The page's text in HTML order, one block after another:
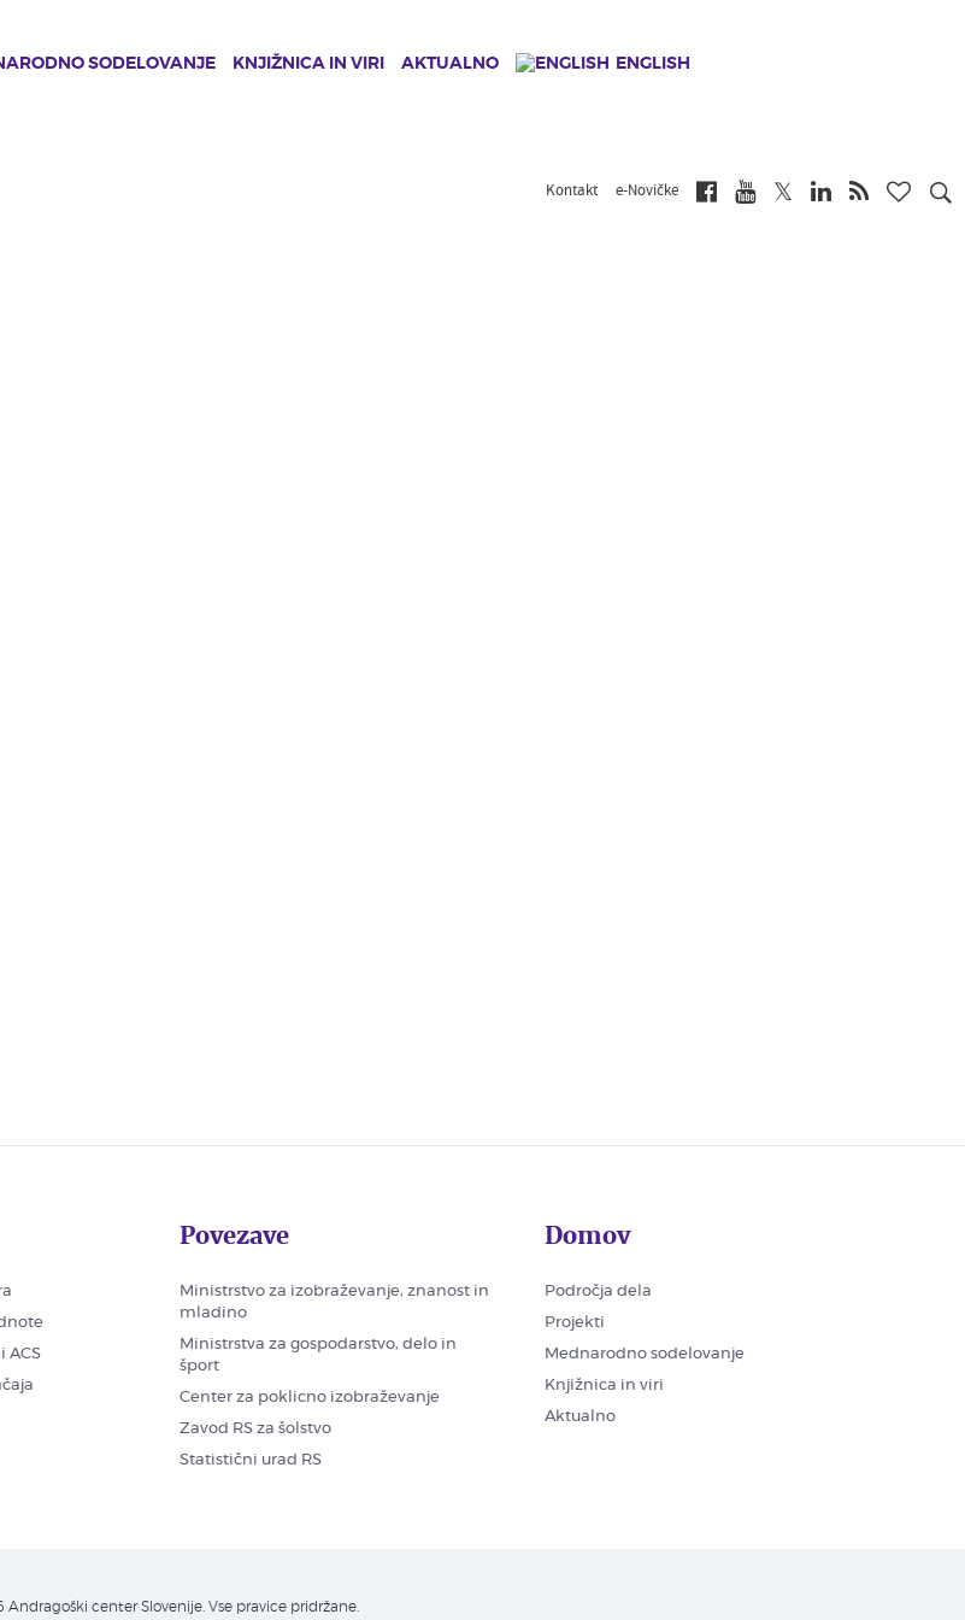
SODELOVANJE KNJIŽNICA IN VIRI AKTUALNO ENGLISH
Kontakt e-Novičke
ACS
Povezave
Ministrstvo za izobraževanje, znanost in
mladino
Ministrstva za gospodarstvo, delo in
šport
Center za poklicno izobraževanje
Zavod RS za šolstvo
Statistični urad RS
Domov
Področja dela
Projekti
Mednarodno sodelovanje
Knjižnica in viri
Aktualno
Andragoški center Slovenije. Vse pravice pridržane.